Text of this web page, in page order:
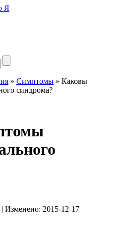
Я
» Симптомы » Каковы
синдрома?
| Изменено: 2015-12-17